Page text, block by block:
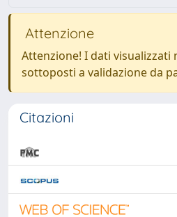
Attenzione
Attenzione! I dati visualizzati
sottoposti a validazione da
Citazioni